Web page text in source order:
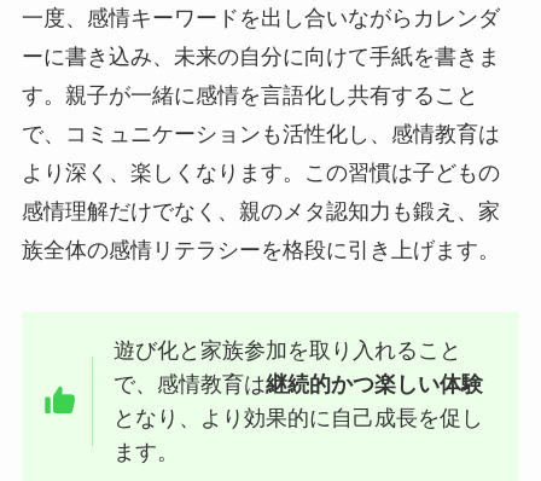
一度、感情キーワードを出し合いながらカレンダ
ーに書き込み、未来の自分に向けて手紙を書きま
す。親子が一緒に感情を言語化し共有すること
で、コミュニケーションも活性化し、感情教育は
より深く、楽しくなります。この習慣は子どもの
感情理解だけでなく、親のメタ認知力も鍛え、家
族全体の感情リテラシーを格段に引き上げます。
遊び化と家族参加を取り入れること
で、感情教育は継続的かつ楽しい体験
となり、より効果的に自己成長を促し
ます。